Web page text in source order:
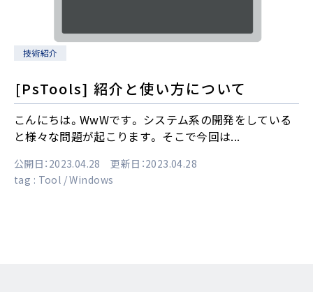
技術紹介
[PsTools] 紹介と使い方について
こんにちは。WwWです。 システム系の開発をしている
と様々な問題が起こります。 そこで今回は...
公開日：2023.04.28 更新日：2023.04.28
tag : Tool Windows